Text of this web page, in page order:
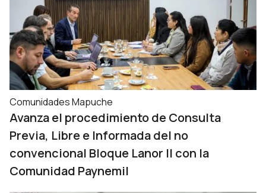
Comunidades Mapuche
Avanza el procedimiento de Consulta
Previa, Libre e Informada del no
convencional Bloque Lanor II con la
Comunidad Paynemil